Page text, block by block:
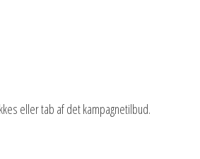
eller tab af det kampagnetilbud.